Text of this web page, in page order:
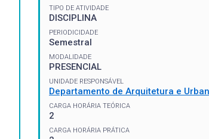
TIPO DE ATIVIDADE
DISCIPLINA
PERIODICIDADE
Semestral
MODALIDADE
PRESENCIAL
UNIDADE RESPONSÁVEL
Departamento de Arquitetura e
CARGA HORÁRIA TEÓRICA
2
CARGA HORÁRIA PRÁTICA